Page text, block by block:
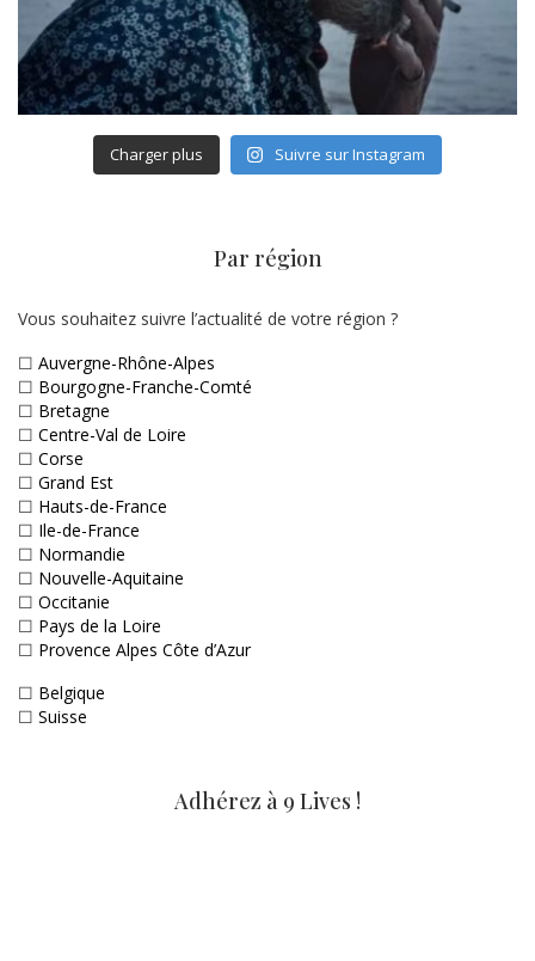
Charger plus Suivre sur Instagram
Par région
Vous souhaitez suivre l’actualité de votre région ?
☐ Auvergne-Rhône-Alpes
☐ Bourgogne-Franche-Comté
☐ Bretagne
☐ Centre-Val de Loire
☐ Corse
☐ Grand Est
☐ Hauts-de-France
☐ Ile-de-France
☐ Normandie
☐ Nouvelle-Aquitaine
☐ Occitanie
☐ Pays de la Loire
☐ Provence Alpes Côte d’Azur
☐ Belgique
☐ Suisse
Adhérez à 9 Lives !